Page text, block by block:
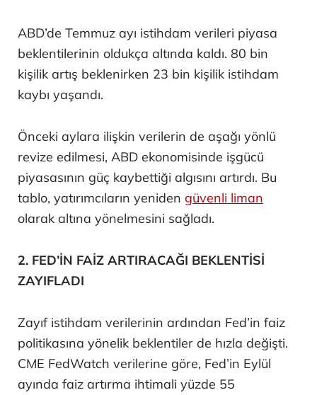
ABD’de Temmuz ayı istihdam verileri piyasa
beklentilerinin oldukça altında kaldı. 80 bin
kişilik artış beklenirken 23 bin kişilik istihdam
kaybı yaşandı.
Önceki aylara ilişkin verilerin de aşağı yönlü
revize edilmesi, ABD ekonomisinde işgücü
piyasasının güç kaybettiği algısını artırdı. Bu
tablo, yatırımcıların yeniden güvenli liman
olarak altına yönelmesini sağladı.
2. FED’İN FAİZ ARTIRACAĞI BEKLENTİSİ
ZAYIFLADI
Zayıf istihdam verilerinin ardından Fed’in faiz
politikasına yönelik beklentiler de hızla değişti.
CME FedWatch verilerine göre, Fed’in Eylül
ayında faiz artırma ihtimali yüzde 55